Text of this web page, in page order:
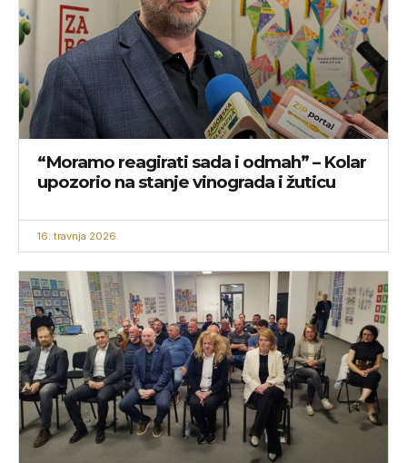
“Moramo reagirati sada i odmah” – Kolar
upozorio na stanje vinograda i žuticu
16. travnja 2026.